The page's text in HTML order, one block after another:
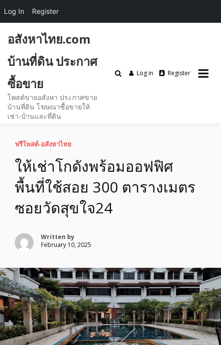
content
อสังหาไทย.com
บ้านที่ดิน ประกาศ
ซื้อขาย
โพสต์ขายอสังหา ประกาศขาย
บ้านที่ดิน โฆษณาซื้อขายให้
เช่า-บ้านและที่ดิน
Log in Register
ฟรีโพสต์-อสังหาไทย
ให้เช่าโกดังพร้อมออฟฟิศ
พื้นที่ใช้สอย 300 ตารางเมตร
ซอยวัดสุขใจ24
Written by
February 10, 2025
Log In Register